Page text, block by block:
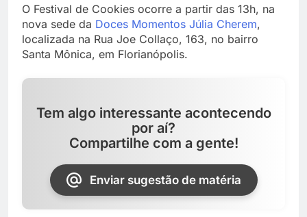
O Festival de Cookies ocorre a partir das 13h, na
nova sede da Doces Momentos Júlia Cherem,
localizada na Rua Joe Collaço, 163, no bairro
Santa Mônica, em Florianópolis.
Tem algo interessante acontecendo
por aí?
Compartilhe com a gente!
Enviar sugestão de matéria